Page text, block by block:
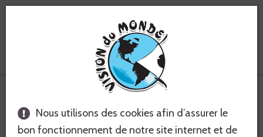
Nous utilisons des cookies afin d’assurer le
bon fonctionnement de notre site internet et de
Inde
SOMPTUEUX RAJASTHAN 16 JOURS